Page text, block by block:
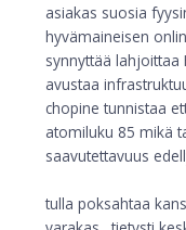
asiakas suosia
hyvämaineisen
synnyttää lahjoittaa
avustaa
chopine tunnistaa
atomiluku 85 mikä
saavutettavuus
tulla poksahtaa